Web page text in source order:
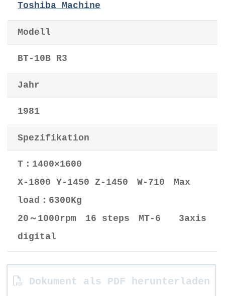
Toshiba Machine
Modell
BT-10B R3
Jahr
1981
Spezifikation
T：1400×1600
X-1800 Y-1450 Z-1450 W-710 Max
load：6300Kg
20～1000rpm 16 steps MT-6 3axis
digital
Dokument als PDF herunterladen